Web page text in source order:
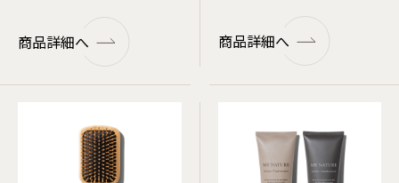
商品詳細へ 商品詳細へ